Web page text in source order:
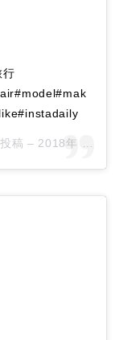
行
稿 – 2018年 2月月19日午前5時07分PST